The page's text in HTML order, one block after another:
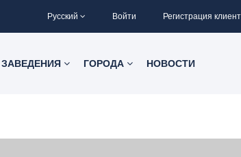
Русский Войти Регистрация
ЗАВЕДЕНИЯ ГОРОДА НОВОСТИ